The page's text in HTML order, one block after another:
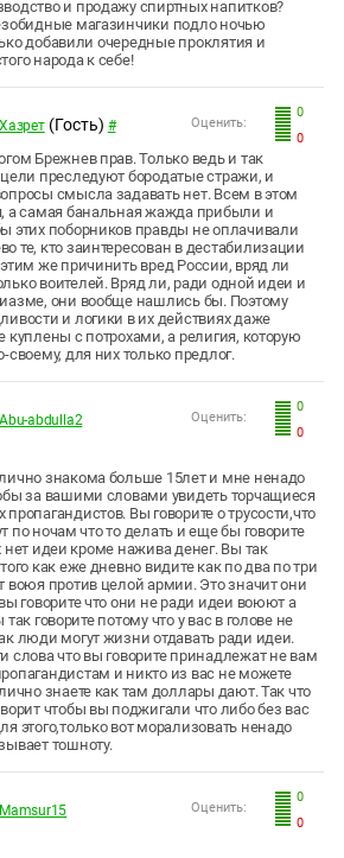
и продажу спиртных напитков?
магазинчики подло ночью
добавили очередные проклятия и
народа к себе!
0
0
Оценить:
Хазрет (Гость) #
Брежнев прав. Только ведь и так
преследуют бородатые стражи, и
смысла задавать нет. Всем в этом
а самая банальная жажда прибыли и
этих поборников правды не оплачивали
те, кто заинтересован в дестабилизации
же причинить вред России, вряд ли
воителей. Вряд ли, ради одной идеи и
они вообще нашлись бы. Поэтому
и логики в их действиях даже
куплены с потрохами, а религия, которую
своему, для них только предлог.
0
0
Оценить:
Abu-abdulla2
знакома больше 15лет и мне ненадо
за вашими словами увидеть торчащиеся
Вы говорите о трусости,что
по ночам что то делать и еще бы говорите
нет идеи кроме нажива денег. Вы так
как еже дневно видите как по два по три
воюя против целой армии. Это значит они
говорите что они не ради идеи воюют а
говорите потому что у вас в голове не
люди могут жизни отдавать ради идеи.
слова что вы говорите принадлежат не вам
и никто из вас не можете
знаете как там доллары дают. Так что
чтобы вы поджигали что либо без вас
этого,только вот морализовать ненадо
тошноту.
0
0
Оценить:
Mamsur15